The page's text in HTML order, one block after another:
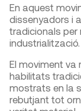
En aquest
dissenyadors i
tradicionals per
industrialització.
El moviment va
habilitats
mostrats en la
rebutjant tot